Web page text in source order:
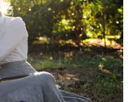
From Lebanon - Who